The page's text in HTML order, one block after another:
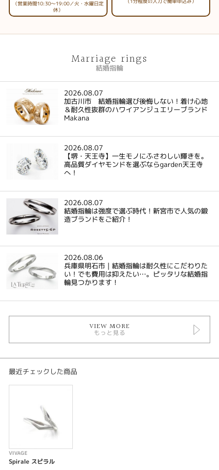
（営業時間10:30～19:00／火・水曜日定
休）
Marriage rings
結婚指輪
2026.08.07
加古川市 結婚指輪選び後悔しない！着け心地
＆耐久性抜群のハワイアンジュエリーブランド
Makana
2026.08.07
【堺・天王寺】一生モノにふさわしい輝きを。
高品質ダイヤモンドを選ぶならgarden天王寺
へ！
2026.08.07
結婚指輪は強度で選ぶ時代！新宮市で人気の鍛
造ブランドをご紹介！
2026.08.06
兵庫県明石市｜結婚指輪は耐久性にこだわりた
い！でも費用は抑えたい…。ピッタリな結婚指
輪見つかります！
VIEW MORE
もっと見る
最近チェックした商品
VIVAGE
Spirale スピラル